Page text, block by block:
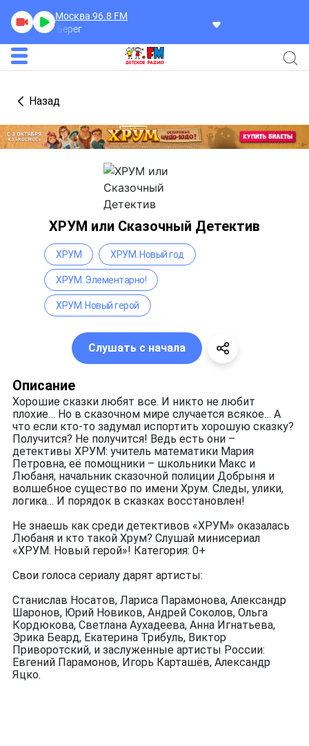
Москва 96.8 FM
Чистый Берег
Назад
ХРУМ или Сказочный Детектив
Описание
Хорошие сказки любят все. И никто не любит
плохие… Но в сказочном мире случается всякое… А
что если кто-то задумал испортить хорошую сказку?
Получится? Не получится! Ведь есть они –
детективы ХРУМ: учитель математики Мария
Петровна, её помощники – школьники Макс и
Любаня, начальник сказочной полиции Добрыня и
волшебное существо по имени Хрум. Следы, улики,
логика… И порядок в сказках восстановлен!
Не знаешь как среди детективов «ХРУМ» оказалась
Любаня и кто такой Хрум? Слушай минисериал
«ХРУМ. Новый герой»! Категория: 0+
Свои голоса сериалу дарят артисты:
Станислав Носатов, Лариса Парамонова, Александр
Шаронов, Юрий Новиков, Андрей Соколов, Ольга
Кордюкова, Светлана Аухадеева, Анна Игнатьева,
Эрика Беард, Екатерина Трибуль, Виктор
Приворотский, и заслуженные артисты России:
Евгений Парамонов, Игорь Карташёв, Александр
Яцко.
ХРУМ ХРУМ. Новый год
ХРУМ. Элементарно!
ХРУМ. Новый герой
Слушать с начала